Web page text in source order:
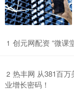
1 创元网配资 “微课
2 热丰网 从381百
业增长密码！